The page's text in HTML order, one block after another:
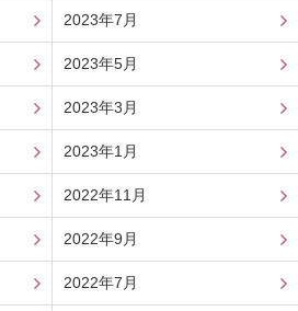
2023年7月
2023年5月
2023年3月
2023年1月
2022年11月
2022年9月
2022年7月